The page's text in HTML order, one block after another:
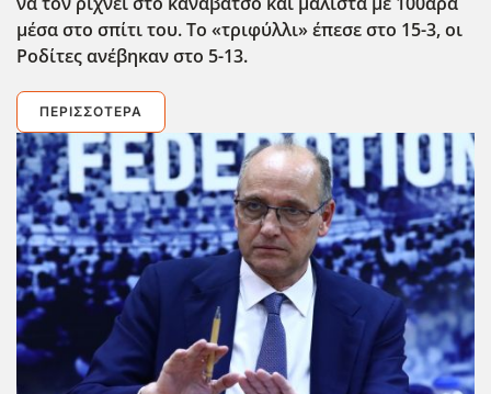
μέσα στο σπίτι του. Το «τριφύλλι» έπεσε στο 15-3, οι
Ροδίτες ανέβηκαν στο 5-13.
ΠΕΡΙΣΣΌΤΕΡΑ